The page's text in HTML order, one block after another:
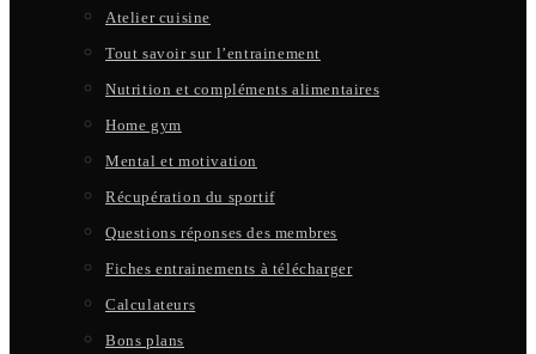
Atelier cuisine
Tout savoir sur l’entrainement
Nutrition et compléments alimentaires
Home gym
Mental et motivation
Récupération du sportif
Questions réponses des membres
Fiches entrainements à télécharger
Calculateurs
Bons plans